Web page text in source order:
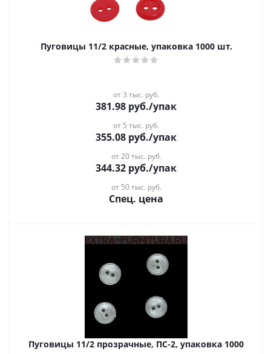
Пуговицы 11/2 красные, упаковка 1000 шт.
от 3 тыс. руб.
381.98 руб./упак
от 5 тыс. руб.
355.08 руб./упак
от 20 тыс. руб.
344.32 руб./упак
от 50 тыс. руб.
Спец. цена
Пуговицы 11/2 прозрачные, ПС-2, упаковка 1000